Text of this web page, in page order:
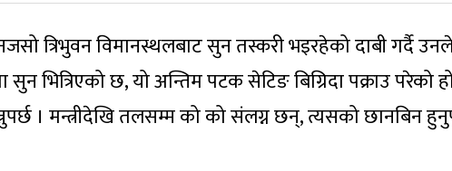
त्रिभुवन विमानस्थलबाट सुन तस्करी भइरहेको दाबी गर्दै
सुन भित्रिएको छ, यो अन्तिम पटक सेटिङ बिग्रिदा पक्राउ परेको
। मन्त्रीदेखि तलसम्म को को संलग्न छन्, त्यसको छानबिन